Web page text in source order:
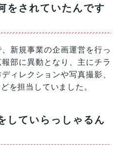
をされていたんです
新規事業の企画運営を行っ
部に異動となり、主にチラ
ィレクションや写真撮影、
を担当していました。
していらっしゃるん